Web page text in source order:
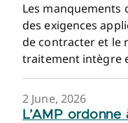
Les manquements
des exigences
de contracter et le
traitement intègre
2 June, 2026
L’AMP